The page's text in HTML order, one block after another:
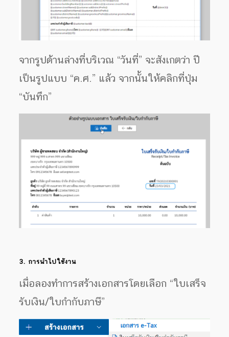
จากรูปด้านล่างที่บริเวณ “วันที่” จะสังเกตว่า ปี
เป็นรูปแบบ “ค.ศ.” แล้ว จากนั้นให้คลิกที่ปุ่ม
“บันทึก”
3. การนำไปใช้งาน
เมื่อลองทำการสร้างเอกสารโดยเลือก “ใบเสร็จ
รับเงิน/ใบกำกับภาษี”